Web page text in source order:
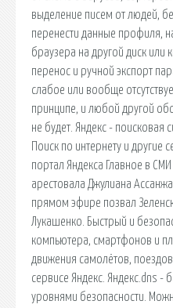
выделение писем от людей,
перенести данные профиля,
браузера на другой диск
перенос и ручной экспорт
слабое или вообще
принципе, и любой другой
не будет. Яндекс - поисковая
Поиск по интернету и
портал Яндекса Главное в
арестовала Джулиана
прямом эфире позвал
Лукашенко. Быстрый и
компьютера, смартфонов и
движения самолётов,
сервисе Яндекс. Яндекс.dns -
уровнями безопасности.